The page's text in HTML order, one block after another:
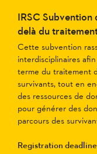
IRSC Subvention
delà du
Cette subvention
interdisciplinaires
terme du traitement
survivants, tout en
des ressources de
pour générer des
parcours des
Registration